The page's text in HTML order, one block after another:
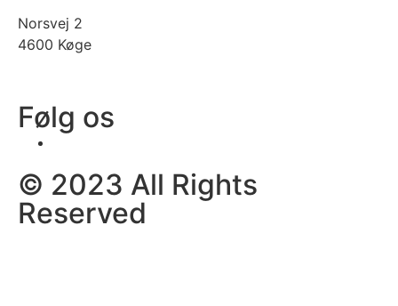
Norsvej 2
4600 Køge
Følg os
© 2023 All Rights
Reserved